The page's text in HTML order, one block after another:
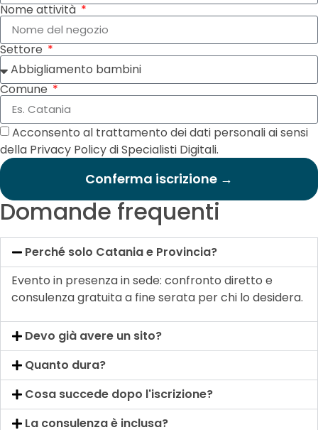
Nome attività
Settore
Comune
Acconsento al trattamento dei dati personali ai sensi
della Privacy Policy di Specialisti Digitali.
Conferma iscrizione →
Domande frequenti
Perché solo Catania e Provincia?
Evento in presenza in sede: confronto diretto e
consulenza gratuita a fine serata per chi lo desidera.
Devo già avere un sito?
Quanto dura?
Cosa succede dopo l'iscrizione?
La consulenza è inclusa?